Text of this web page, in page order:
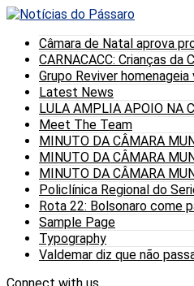
Câmara de Natal aprova
CARNACACC: Crianças da
Grupo Reviver
Latest News
LULA AMPLIA APOIO NA
Meet The Team
MINUTO DA CÂMARA
MINUTO DA CÂMARA
MINUTO DA CÂMARA
Policlínica Regional do
Rota 22: Bolsonaro come
Sample Page
Typography
Valdemar diz que não